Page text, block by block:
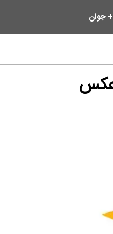
جوان
عکس